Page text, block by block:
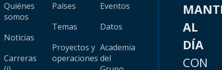
Quiénes
somos
Noticias
Carreras
Países
Temas
Proyectos y
operaciones
Eventos
Datos
Academia
del
AL
DÍA
CON